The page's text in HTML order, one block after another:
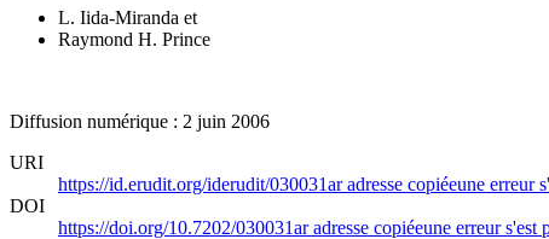
L. Iida-Miranda et
Raymond H. Prince
Diffusion numérique : 2 juin 2006
URI
https://id.erudit.org/iderudit/030031aradresse copiéeune erreur
DOI
https://doi.org/10.7202/030031aradresse copiéeune erreur s'est